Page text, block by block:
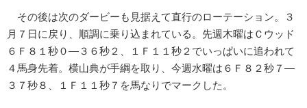
その後は次のダービーも見据えて直行のローテーション。３
月７日に戻り、順調に乗り込まれている。先週木曜はＣウッド
６Ｆ８１秒０―３６秒２、１Ｆ１１秒２でいっぱいに追われて
４馬身先着。横山典が手綱を取り、今週水曜は６Ｆ８２秒７―
３７秒８、１Ｆ１１秒７を馬なりでマークした。